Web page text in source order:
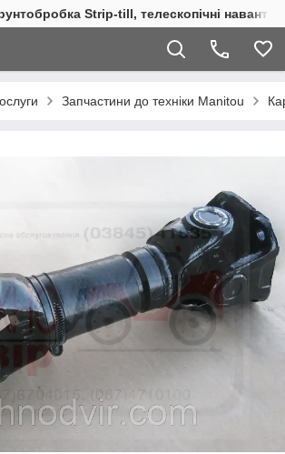
Strip-till, телескопічні
Запчастини до техніки Manitou